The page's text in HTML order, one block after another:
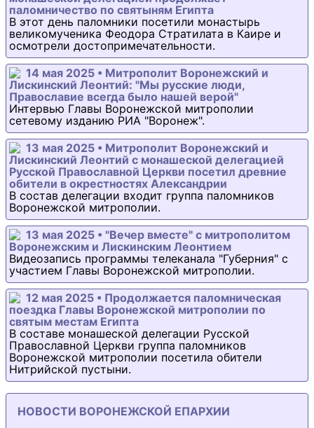
паломничество по святыням Египта
В этот день паломники посетили монастырь
великомученика Феодора Стратилата в Каире и
осмотрели достопримечательности.
14 мая 2025 • Митрополит Воронежский и
Лискинский Леонтий: "Мы русские люди,
Православие всегда было нашей верой"
Интервью Главы Воронежской митрополии
сетевому изданию РИА "Воронеж".
13 мая 2025 • Митрополит Воронежский и
Лискинский Леонтий с монашеской делегацией
Русской Православной Церкви посетил древние
обители в окрестностях Александрии
В состав делегации входит группа паломников
Воронежской митрополии.
13 мая 2025 • "Вечер вместе" с митрополитом
Воронежским и Лискинским Леонтием
Видеозапись программы телеканала "Губерния" с
участием Главы Воронежской митрополии.
12 мая 2025 • Продолжается паломническая
поездка Главы Воронежской митрополии по
святым местам Египта
В составе монашеской делегации Русской
Православной Церкви группа паломников
Воронежской митрополии посетила обители
Нитрийской пустыни.
НОВОСТИ ВОРОНЕЖСКОЙ ЕПАРХИИ